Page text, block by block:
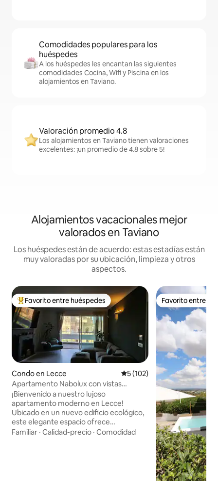
Comodidades populares para los
huéspedes
A los huéspedes les encantan las siguientes
comodidades Cocina, Wifi y Piscina en los
alojamientos en Taviano.
Valoración promedio 4.8
Los alojamientos en Taviano tienen valoraciones
excelentes: ¡un promedio de 4.8 sobre 5!
Alojamientos vacacionales mejor
valorados en Taviano
Los huéspedes están de acuerdo: estas estadías están
muy valoradas por su ubicación, limpieza y otros
aspectos.
Favorito entre huéspedes preferido
Favorito entre huéspedes
Condo en Lecce Calificación promedio: 5 de
5 (102)
Apartamento Nabolux con vistas
panorámicas en Lecce
¡Bienvenido a nuestro lujoso
apartamento moderno en Lecce!
Ubicado en un nuevo edificio ecológico,
este elegante espacio ofrece
comodidad y elegancia. Disfrute de una
Familiar · Calidad-precio · Comodidad
Favorito entre
Favorito entre